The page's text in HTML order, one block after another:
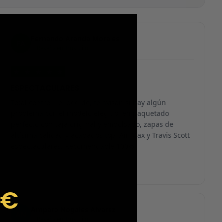
Total control del pedido, te avisan si hay algún
problema con el modelo elegido, empaquetado
perfecto con caja original y embolsado, zapas de
altísima calidad y acabados top. Air Max y Travis Scott